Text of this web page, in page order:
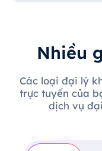
Nhiều
Các loại đại lý
trực tuyến của
dịch vụ